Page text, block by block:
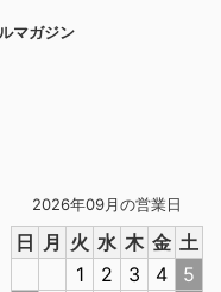
2026年09月の営業日
日 月 火 水 木 金 土
1
2 3 4 5
マガジン